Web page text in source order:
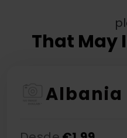
That May
Albania